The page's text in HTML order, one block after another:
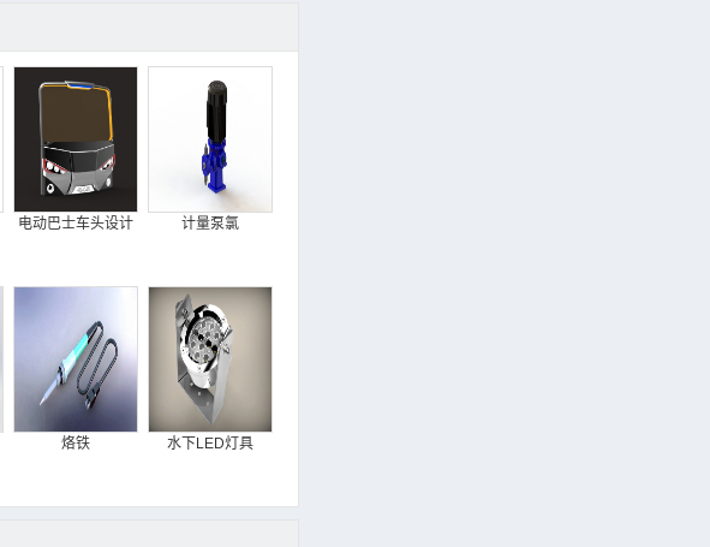
电动巴士车头设计 计量泵氯
烙铁 水下LED灯具